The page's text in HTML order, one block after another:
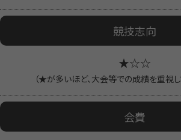
競技志向
★☆☆
（★が多いほど、大会等での成績を重視し
会費